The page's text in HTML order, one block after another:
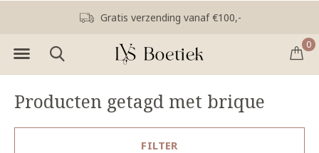
0
Gratis verzending vanaf €100,-
Producten getagd met brique
FILTER